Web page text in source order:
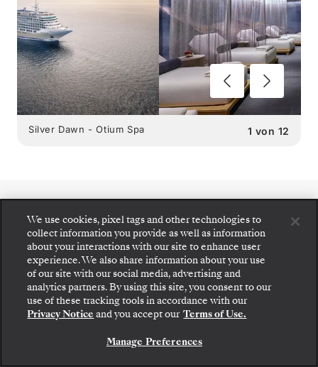
1 von 12
Silver Dawn - Otium Spa
SILVER DAWN
SPEISEMÖGLICHKEITEN
9 RESTAURANTS
We use cookies, pixel tags and other technologies to
collect information you provide as well as information
about your interactions with our site to enhance user
experience. We also share information about your use
of our site with our social media, advertising and
analytics partners. By using this site, you consent to our
use of these tracking tools in accordance with our
Privacy Notice and you accept our Terms of Use.
Manage Preferences